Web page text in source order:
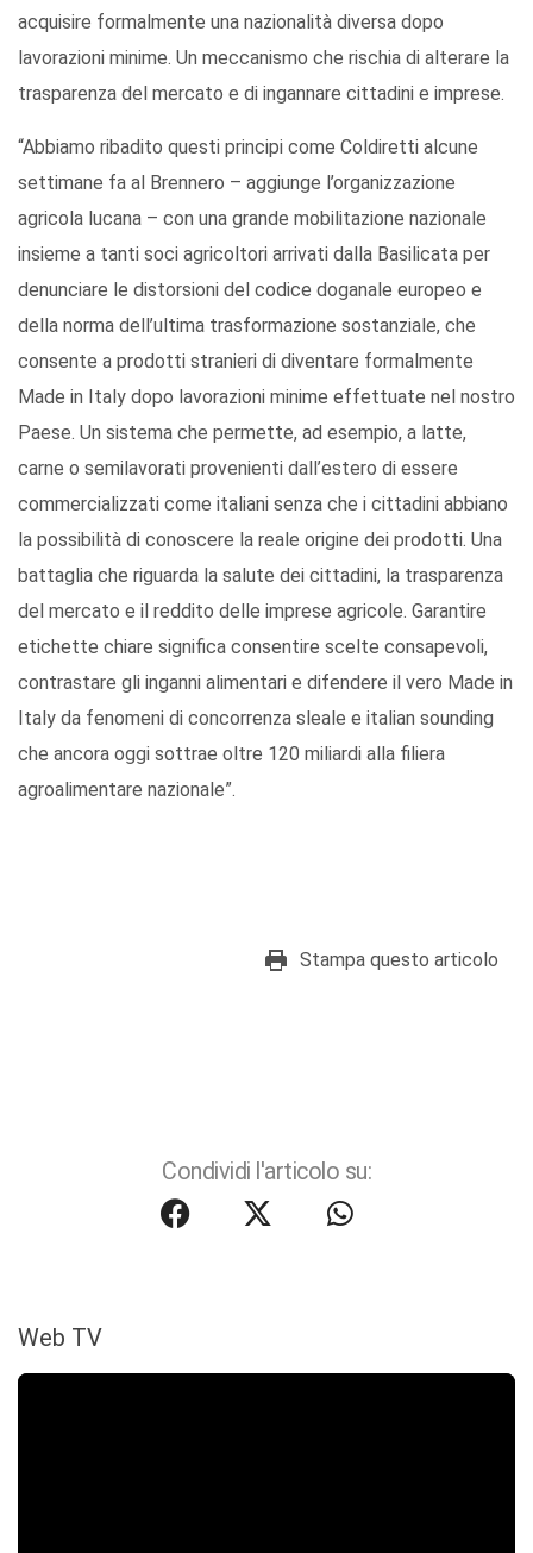
acquisire formalmente una nazionalità diversa dopo
lavorazioni minime. Un meccanismo che rischia di alterare la
trasparenza del mercato e di ingannare cittadini e imprese.
“Abbiamo ribadito questi principi come Coldiretti alcune
settimane fa al Brennero – aggiunge l’organizzazione
agricola lucana – con una grande mobilitazione nazionale
insieme a tanti soci agricoltori arrivati dalla Basilicata per
denunciare le distorsioni del codice doganale europeo e
della norma dell’ultima trasformazione sostanziale, che
consente a prodotti stranieri di diventare formalmente
Made in Italy dopo lavorazioni minime effettuate nel nostro
Paese. Un sistema che permette, ad esempio, a latte,
carne o semilavorati provenienti dall’estero di essere
commercializzati come italiani senza che i cittadini abbiano
la possibilità di conoscere la reale origine dei prodotti. Una
battaglia che riguarda la salute dei cittadini, la trasparenza
del mercato e il reddito delle imprese agricole. Garantire
etichette chiare significa consentire scelte consapevoli,
contrastare gli inganni alimentari e difendere il vero Made in
Italy da fenomeni di concorrenza sleale e italian sounding
che ancora oggi sottrae oltre 120 miliardi alla filiera
agroalimentare nazionale”.
Stampa questo articolo
Condividi l'articolo su:
Web TV